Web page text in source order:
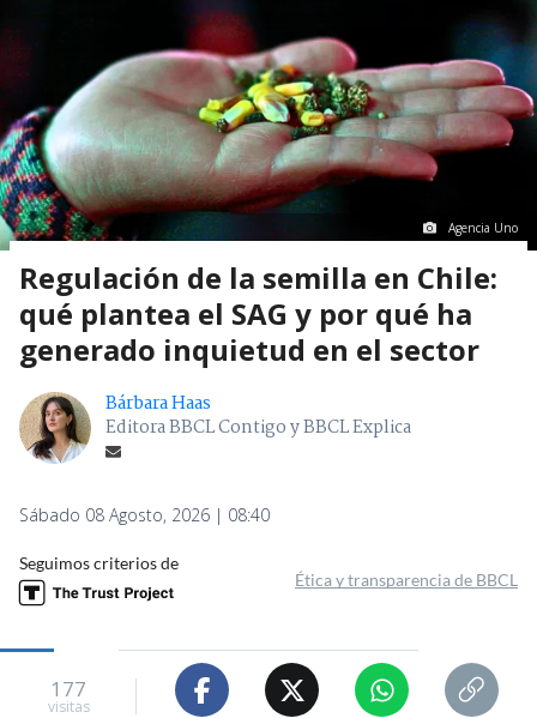
Agencia Uno
Regulación de la semilla en Chile:
qué plantea el SAG y por qué ha
generado inquietud en el sector
Bárbara Haas
Editora BBCL Contigo y BBCL Explica
Sábado 08 Agosto, 2026 | 08:40
Seguimos criterios de
Ética y transparencia de BBCL
177
visitas